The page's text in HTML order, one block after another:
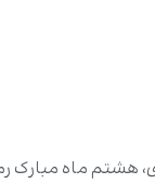
هشتم ماه مبارک